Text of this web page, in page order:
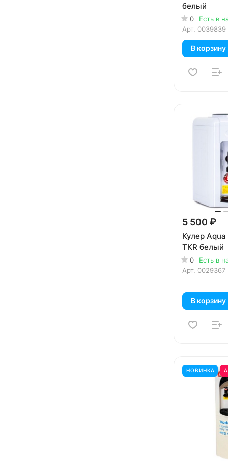
белый
0
Есть в
Арт. 0039839
В корзину
5 500 ₽
Кулер
TКR белый
0
Есть в
Арт. 0029367
В корзину
НОВИНКА